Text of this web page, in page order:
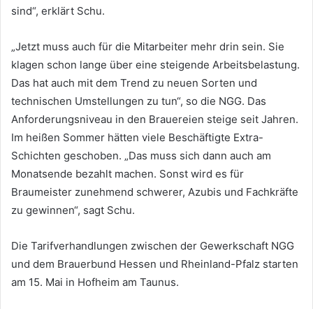
sind“, erklärt Schu.
„Jetzt muss auch für die Mitarbeiter mehr drin sein. Sie
klagen schon lange über eine steigende Arbeitsbelastung.
Das hat auch mit dem Trend zu neuen Sorten und
technischen Umstellungen zu tun“, so die NGG. Das
Anforderungsniveau in den Brauereien steige seit Jahren.
Im heißen Sommer hätten viele Beschäftigte Extra-
Schichten geschoben. „Das muss sich dann auch am
Monatsende bezahlt machen. Sonst wird es für
Braumeister zunehmend schwerer, Azubis und Fachkräfte
zu gewinnen“, sagt Schu.
Die Tarifverhandlungen zwischen der Gewerkschaft NGG
und dem Brauerbund Hessen und Rheinland-Pfalz starten
am 15. Mai in Hofheim am Taunus.